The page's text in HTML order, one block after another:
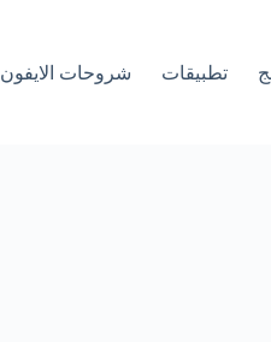
تطبيقات شروحات الايفون